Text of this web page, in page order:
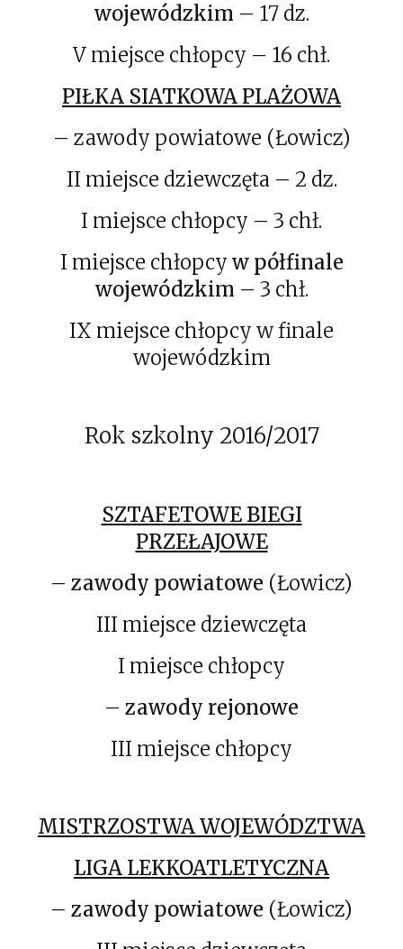
wojewódzkim – 17 dz.
V miejsce chłopcy – 16 chł.
PIŁKA SIATKOWA PLAŻOWA
– zawody powiatowe (Łowicz)
II miejsce dziewczęta – 2 dz.
I miejsce chłopcy – 3 chł.
I miejsce chłopcy w półfinale
wojewódzkim – 3 chł.
IX miejsce chłopcy w finale
wojewódzkim
Rok szkolny 2016/2017
SZTAFETOWE BIEGI
PRZEŁAJOWE
– zawody powiatowe (Łowicz)
III miejsce dziewczęta
I miejsce chłopcy
– zawody rejonowe
III miejsce chłopcy
MISTRZOSTWA WOJEWÓDZTWA
LIGA LEKKOATLETYCZNA
– zawody powiatowe (Łowicz)